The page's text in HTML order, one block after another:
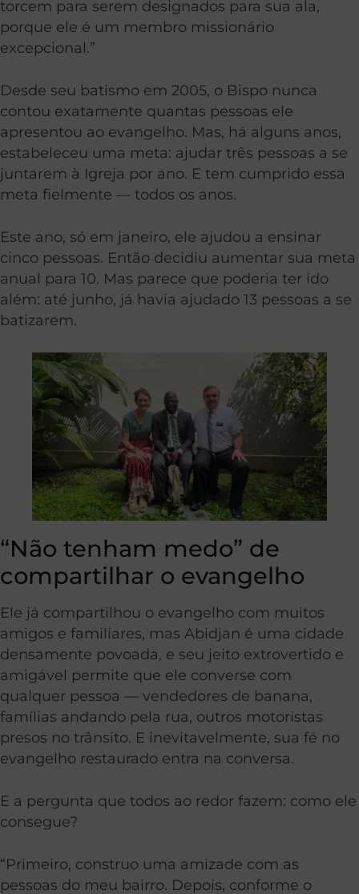
torcem para serem designados para sua ala,
porque ele é um membro missionário
excepcional.”
Desde seu batismo em 2005, o Bispo nunca
contou exatamente quantas pessoas ele
apresentou ao evangelho. Mas, há alguns anos,
estabeleceu uma meta: ajudar três pessoas a se
juntarem à Igreja por ano. E tem cumprido essa
meta fielmente — todos os anos.
Este ano, só em janeiro, ele ajudou a ensinar
cinco pessoas. Então decidiu aumentar sua meta
anual para 10. Mas parece que poderia ter ido
além: até junho, já havia ajudado 13 pessoas a se
batizarem.
“Não tenham medo” de
compartilhar o evangelho
Ele já compartilhou o evangelho com muitos
amigos e familiares, mas Abidjan é uma cidade
densamente povoada, e seu jeito extrovertido e
amigável permite que ele converse com
qualquer pessoa — vendedores de banana,
famílias andando pela rua, outros motoristas
presos no trânsito. E inevitavelmente, sua fé no
evangelho restaurado entra na conversa.
E a pergunta que todos ao redor fazem: como ele
consegue?
“Primeiro, construo uma amizade com as
pessoas do meu bairro. Depois, conforme o